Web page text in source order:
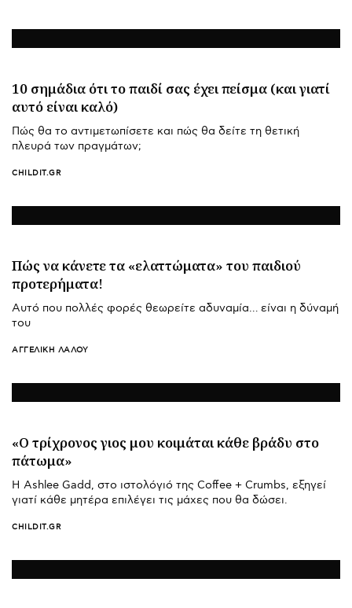
10 σημάδια ότι το παιδί σας έχει πείσμα (και γιατί
αυτό είναι καλό)
Πώς θα το αντιμετωπίσετε και πώς θα δείτε τη θετική
πλευρά των πραγμάτων;
CHILDIT.GR
Πώς να κάνετε τα «ελαττώματα» του παιδιού
προτερήματα!
Αυτό που πολλές φορές θεωρείτε αδυναμία… είναι η δύναμή
του
ΑΓΓΕΛΙΚΉ ΛΆΛΟΥ
«Ο τρίχρονος γιος μου κοιμάται κάθε βράδυ στο
πάτωμα»
Η Ashlee Gadd, στο ιστολόγιό της Coffee + Crumbs, εξηγεί
γιατί κάθε μητέρα επιλέγει τις μάχες που θα δώσει.
CHILDIT.GR